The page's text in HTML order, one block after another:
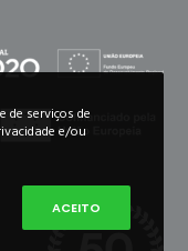
serviços de
e/ou
ACEITO